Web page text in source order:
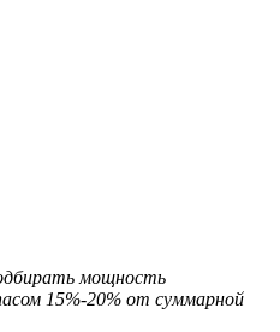
мощность
15%-20% от суммарной